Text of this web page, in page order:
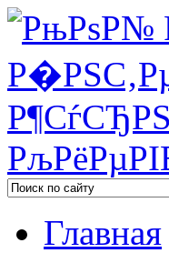
Главная